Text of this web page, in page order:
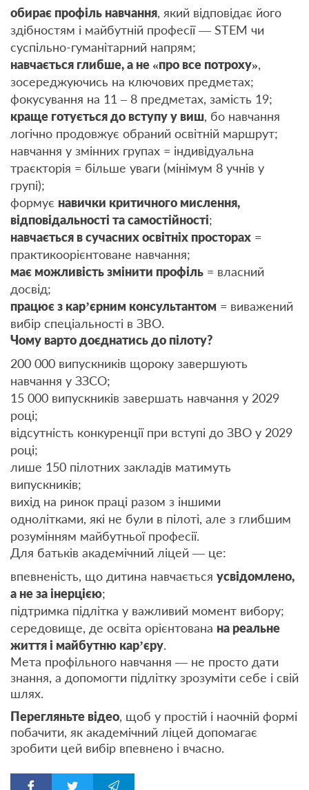
обирає профіль навчання, який відповідає його
здібностям і майбутній професії — STEM чи
суспільно-гуманітарний напрям;
навчається глибше, а не «про все потроху»,
зосереджуючись на ключових предметах;
фокусування на 11 – 8 предметах, замість 19;
краще готується до вступу у виш, бо навчання
логічно продовжує обраний освітній маршрут;
навчання у змінних групах = індивідуальна
траєкторія = більше уваги (мінімум 8 учнів у
групі);
формує навички критичного мислення,
відповідальності та самостійності;
навчається в сучасних освітніх просторах =
практикоорієнтоване навчання;
має можливість змінити профіль = власний
досвід;
працює з кар’єрним консультантом = виважений
вибір спеціальності в ЗВО.
Чому варто доєднатись до пілоту?
200 000 випускників щороку завершують
навчання у ЗЗСО;
15 000 випускників завершать навчання у 2029
році;
відсутність конкуренції при вступі до ЗВО у 2029
році;
лише 150 пілотних закладів матимуть
випускників;
вихід на ринок праці разом з іншими
однолітками, які не були в пілоті, але з глибшим
розумінням майбутньої професії.
Для батьків академічний ліцей — це:
впевненість, що дитина навчається усвідомлено,
а не за інерцією;
підтримка підлітка у важливий момент вибору;
середовище, де освіта орієнтована на реальне
життя і майбутню кар’єру.
Мета профільного навчання — не просто дати
знання, а допомогти підлітку зрозуміти себе і свій
шлях.
Перегляньте відео, щоб у простій і наочній формі
побачити, як академічний ліцей допомагає
зробити цей вибір впевнено і вчасно.